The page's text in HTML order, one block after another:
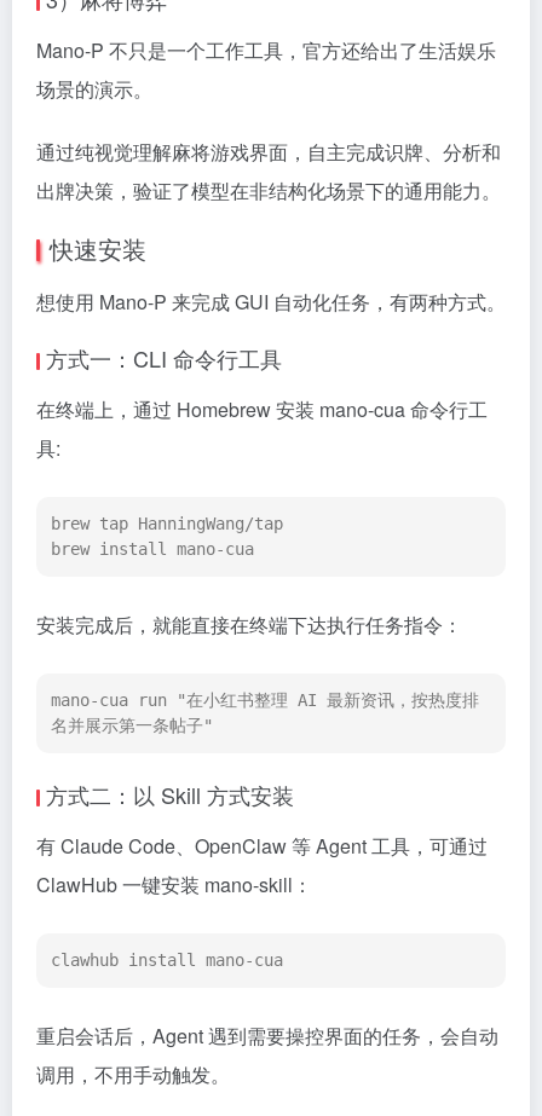
Mano-P 不只是一个工作工具，官方还给出了生活娱乐
场景的演示。
通过纯视觉理解麻将游戏界面，自主完成识牌、分析和
出牌决策，验证了模型在非结构化场景下的通用能力。
快速安装
想使用 Mano-P 来完成 GUI 自动化任务，有两种方式。
方式一：CLI 命令行工具
在终端上，通过 Homebrew 安装 mano-cua 命令行工
具:
brew tap HanningWang/tap
brew install mano-cua
安装完成后，就能直接在终端下达执行任务指令：
mano-cua run "在小红书整理 AI 最新资讯，按热度排
名并展示第一条帖子"
方式二：以 Skill 方式安装
有 Claude Code、OpenClaw 等 Agent 工具，可通过
ClawHub 一键安装 mano-skill：
clawhub install mano-cua
重启会话后，Agent 遇到需要操控界面的任务，会自动
调用，不用手动触发。